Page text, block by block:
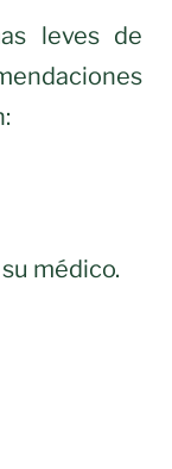
leves de
médico.